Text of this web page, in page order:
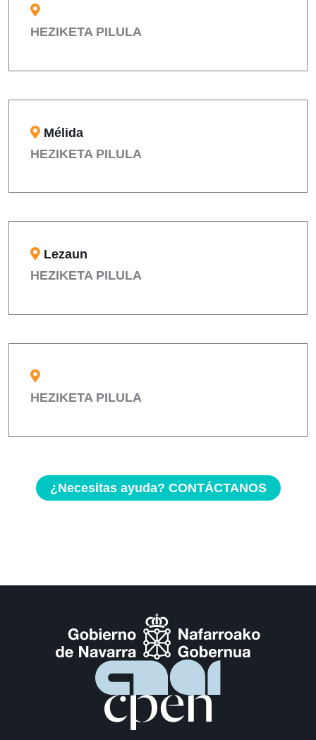
HEZIKETA PILULA
Mélida
HEZIKETA PILULA
Lezaun
HEZIKETA PILULA
HEZIKETA PILULA
¿Necesitas ayuda? CONTÁCTANOS